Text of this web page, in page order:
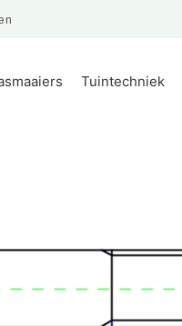
Tuintechniek